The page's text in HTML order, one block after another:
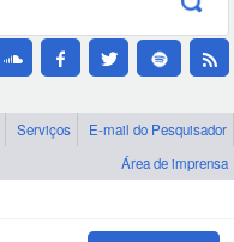
Serviços
E-mail do Pesquisador
Área de imprensa